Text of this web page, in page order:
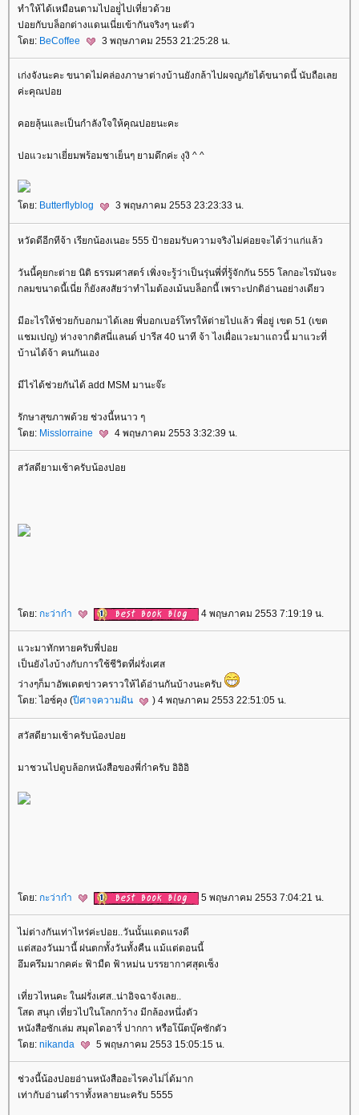
ทำให้ได้เหมือนตามไปอยู่่ไปเที่ยวด้ว
ปอยกับบล็อกต่างแดนเนี่ยเข้ากันจริงๆ นะตัว
ดย: BeCoffee 3 พฤษภาคม 2553 21:25:28 น.
เก่งจังนะคะ ขนาดไม่คล่องภาษาต่างบ้านยังกล้าไปผจญภัยได้ขนาดนี้ นับถือเล
ค่ะคุณปอ
คอยลุ้นและเป็นกำลังใจให้คุณปอยนะคะ
ปอแวะมาเยี่ยมพร้อมชาเย็นๆ ยามดึกค่ะ งุงิ ^ ^
ดย: Butterflyblog 3 พฤษภาคม 2553 23:23:33 น.
หวัดดีอีกทีจ้า เรียกน้องเนอะ 555 ป้ายอมรับความจริงไม่ค่อยจะได้ว่าแก่แล้ว
วันนี้คุยกะต่าย นิติ ธรรมศาสตร์ เพิ่งจะรู้ว่าเป็นรุ่นพี่ที่รู้จักกัน 555 โลกอะไรมันจะ
กลมขนาดนี้เนี่ย ก็ยังสงสัยว่าทำไมต้องเม้นบล็อกนี้ เพราะปกติอ่านอย่างเดียว
มีอะไรให้ช่วยก้บอกมาได้เลย พี่บอกเบอร์โทรให้ต่ายไปแล้ว พี่อยู่ เขต 51 (เขต
ชมเปญ) ห่างจากดิสนี่แลนด์ ปารีส 40 นาที จ้า ไงเผื่อแวะมาแถวนี้ มาแวะที่
บ้านได้จ้า คนกันเอง
มีไรได้ช่วยกันได้ add MSM มานะจ๊ะ
รักษาสุขภาพด้วย ช่วงนี้หนาว ๆ
ดย: Misslorraine 4 พฤษภาคม 2553 3:32:39 น.
สวัสดียามเช้าครับน้องปอ
ดย: กะว่าก๋า 4 พฤษภาคม 2553 7:19:19 น.
วะมาทักทายครับพี่ปอ
เป็นยังไงบ้างกับการใช้ชีวิตที่ฝรั่งเศส
ว่างๆก็มาอัพเดตข่าวคราวให้ได้อ่านกันบ้างนะครับ
ดย: ไอซ์คุง (ปีศาจความฝัน ) 4 พฤษภาคม 2553 22:51:05 น.
สวัสดียามเช้าครับน้องปอ
มาชวนไปดูบล้อกหนังสือของพี่ก๋าครับ อิอิอิ
ดย: กะว่าก๋า 5 พฤษภาคม 2553 7:04:21 น.
ไม่ต่างกันเท่าไหร่ค่ะปอย..วันนั้นแดดแรงดี
ต่สองวันมานี้ ฝนตกทั้งวันทั้งคืน แม้แต่ตอนนี้
อึมครึมมากคค่ะ ฟ้ามืด ฟ้าหม่น บรรยากาศสุดเซ็ง
เที่ยวไหนคะ ในฝรั่งเศส..น่าอิจฉาจังเลย..
สด สนุก เที่ยวไปในโลกกว้าง มีกล้องหนึ่งตัว
หนังสือซักเล่ม สมุดไดอารี่ ปากกา หรือโน๊ตบุ๊คซักตัว
ดย: nikanda 5 พฤษภาคม 2553 15:05:15 น.
ช่วงนี้น้องปอยอ่านหนังสืออะไรคงไม่ไ่ด้มาก
เท่ากับอ่านตำราทั้งหลายนะครับ 5555